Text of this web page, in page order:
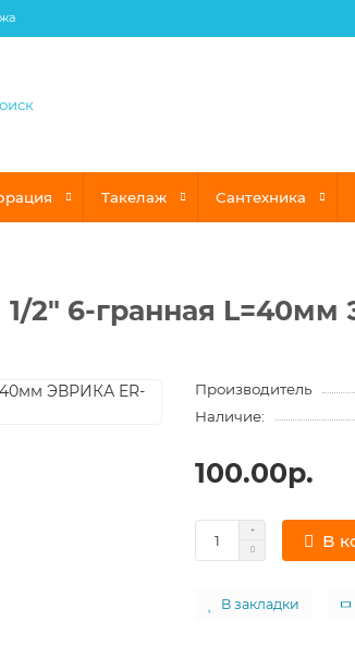
Такелаж Сантехника
2" 6-гранная L=40мм
Производитель
Наличие:
100.00р.
В
В закладки